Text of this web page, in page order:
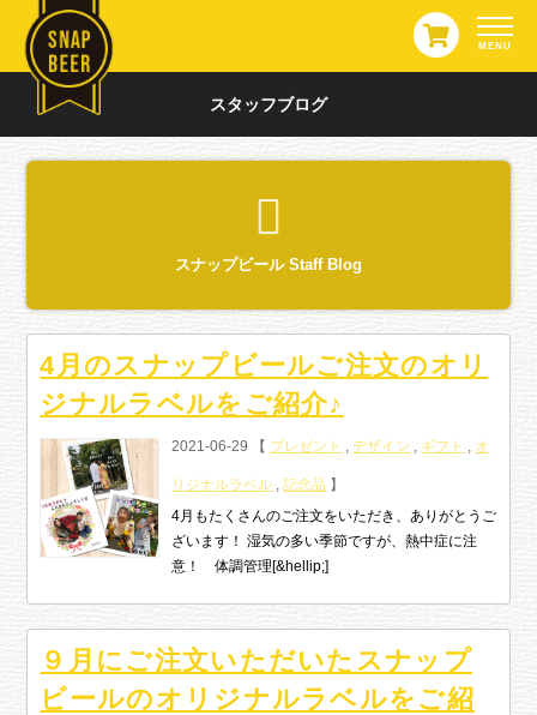
スタッフブログ
スナップビール Staff Blog
4月のスナップビールご注文のオリ
ジナルラベルをご紹介♪
2021-06-29 【 プレゼント ,デザイン , ギフト , オ
リジナルラベル ,記念品 】
4月もたくさんのご注文をいただき、ありがとうご
ざいます！ 湿気の多い季節ですが、熱中症に注
意！ 体調管理[&hellip;]
９月にご注文いただいたスナップ
ビールのオリジナルラベルをご紹